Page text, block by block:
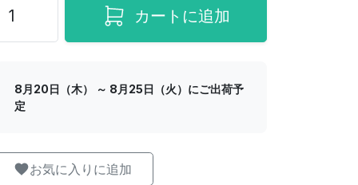
カートに追加
8月20日（木） ～ 8月25日（火）にご出荷予
定
お気に入りに追加